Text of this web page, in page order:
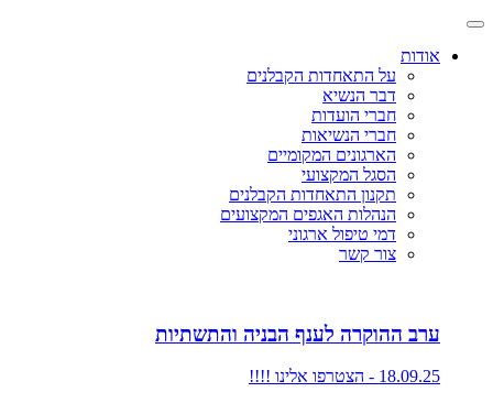
אודות
על התאחדות הקבלנים
דבר הנשיא
חברי הועדות
חברי הנשיאות
הארגונים המקומיים
הסגל המקצועי
תקנון התאחדות הקבלנים
הנהלות האגפים המקצועים
דמי טיפול ארגוני
צור קשר
ערב ההוקרה לענף הבניה והתשתיות
18.09.25 - הצטרפו אלינו !!!!